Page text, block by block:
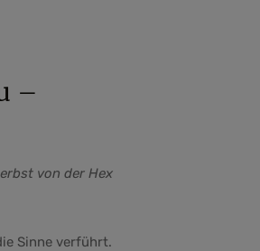
–
von der Hex
Sinne verführt.